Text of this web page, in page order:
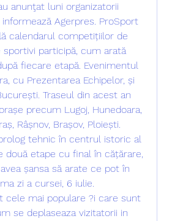
anunţat luni organizatorii
Agerpres. ProSport
calendarul competițiilor de
sportivi participă, cum arată
fiecare etapă. Evenimentul
cu Prezentarea Echipelor, și
Traseul din acest an
precum Lugoj, Hunedoara,
Râșnov, Brașov, Ploiești.
tehnic în centrul istoric al
două etape cu final în cățărare,
șansa să arate ce pot în
zi a cursei, 6 iulie.
cele mai populare ?i care sunt
se deplaseaza vizitatorii in